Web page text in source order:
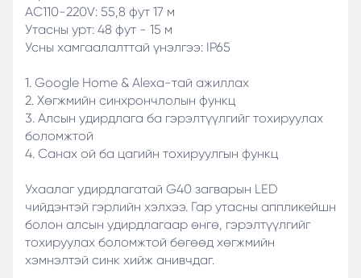
AC110-220V: 55,8 фут 17 м
Утасны урт: 48 фут - 15 м
Усны хамгаалалттай үнэлгээ: IP65
1. Google Home & Alexa-тай ажиллах
2. Хөгжмийн синхрончлолын функц
3. Алсын удирдлага ба гэрэлтүүлгийг тохируулах
боломжтой
4. Санах ой ба цагийн тохируулгын функц
Ухаалаг удирдлагатай G40 загварын LED
чийдэнтэй гэрлийн хэлхээ. Гар утасны аппликейшн
болон алсын удирдлагаар өнгө, гэрэлтүүлгийг
тохируулах боломжтой бөгөөд хөгжмийн
хэмнэлтэй синк хийж анивчдаг.